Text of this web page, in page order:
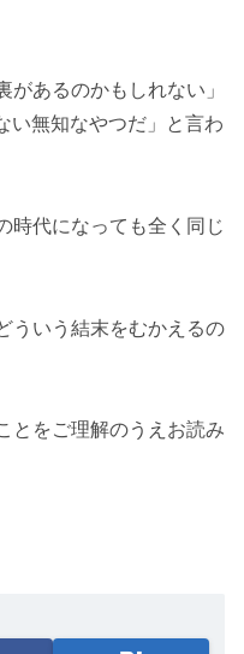
あるのかもしれない」
い無知なやつだ」と言わ
時代になっても全く同じ
ういう結末をむかえるの
とをご理解のうえお読み